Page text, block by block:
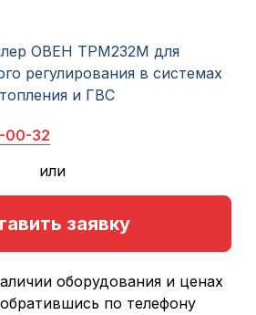
00-32
или
заявку
оборудования и ценах
по телефону